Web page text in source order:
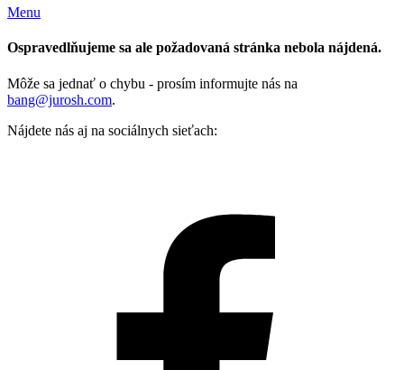
Menu
Ospravedlňujeme sa ale požadovaná stránka nebola nájdená.
Môže sa jednať o chybu - prosím informujte nás na
bang@jurosh.com.
Nájdete nás aj na sociálnych sieťach: